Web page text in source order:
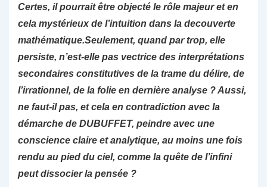
Certes, il pourrait être objecté le rôle majeur et en
cela mystérieux de l’intuition dans la decouverte
mathématique.Seulement, quand par trop, elle
persiste, n’est-elle pas vectrice des interprétations
secondaires constitutives de la trame du délire, de
l’irrationnel, de la folie en dernière analyse ? Aussi,
ne faut-il pas, et cela en contradiction avec la
démarche de DUBUFFET, peindre avec une
conscience claire et analytique, au moins une fois
rendu au pied du ciel, comme la quête de l’infini
peut dissocier la pensée ?